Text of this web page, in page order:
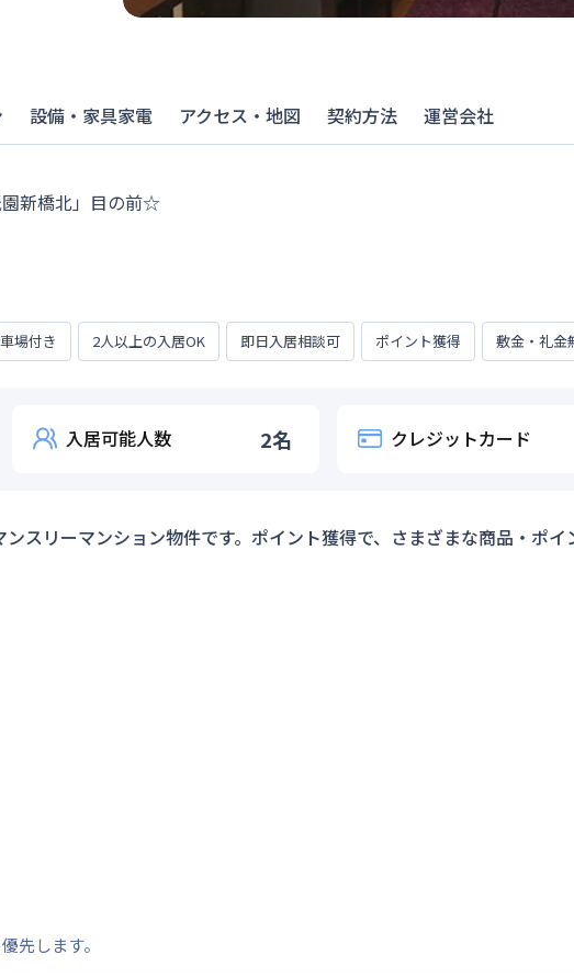
設備・家具家電 アクセス・地図 契約方法 運営会社
新橋北」目の前☆
場付き 2人以上の入居OK 即日入居相談可 ポイント獲得 敷金・礼金
入居可能人数 2名 クレジットカード
ンスリーマンション物件です。ポイント獲得で、さまざまな商品・ポ
先します。